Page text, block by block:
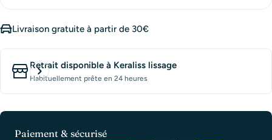
Livraison gratuite à partir de 30€
Retrait disponible à Keraliss lissage
Habituellement prête en 24 heures
Paiement & sécurisé
Modes